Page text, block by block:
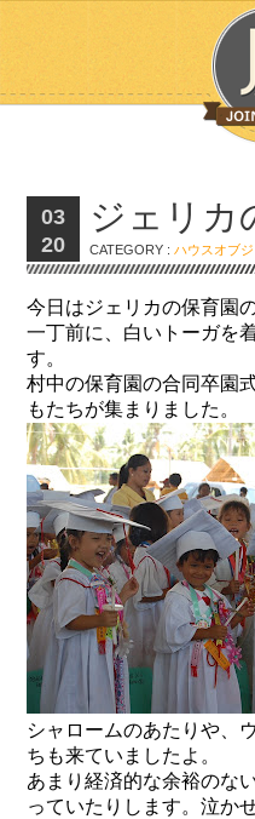
03
20
ジェリカ
CATEGORY :ハウスオブ
今日はジェリカの保育園
一丁前に、白いトーガを
す。
村中の保育園の合同卒園
もたちが集まりました。
シャロームのあたりや、
ちも来ていましたよ。
あまり経済的な余裕のな
っていたりします。泣か